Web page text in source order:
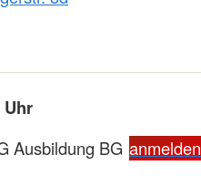
Uhr
Ausbildung BG anmelden